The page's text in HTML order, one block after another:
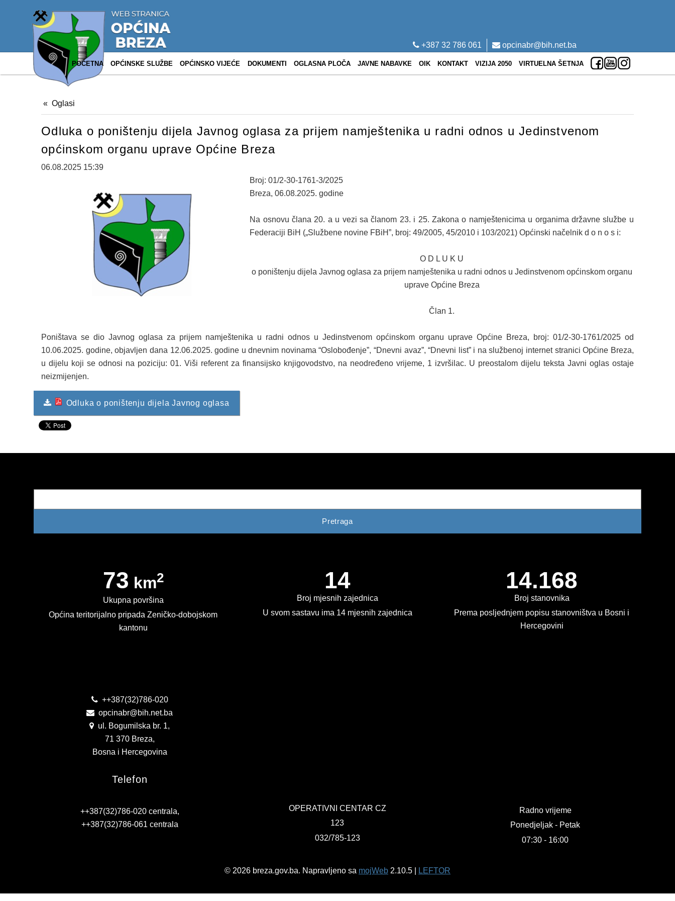
+387 32 786 061 opcinabr@bih.net.ba
POČETNA OPĆINSKE SLUŽBE OPĆINSKO VIJEĆE DOKUMENTI OGLASNA PLOČA JAVNE NABAVKE OIK KONTAKT VIZIJA 2050 VIRTUELNA ŠETNJA
Oglasi
Odluka o poništenju dijela Javnog oglasa za prijem namještenika u radni odnos u Jedinstvenom
općinskom organu uprave Općine Breza
06.08.2025 15:39
Broj: 01/2-30-1761-3/2025
Breza, 06.08.2025. godine
Na osnovu člana 20. a u vezi sa članom 23. i 25. Zakona o namještenicima u organima državne službe u
Federaciji BiH („Službene novine FBiH”, broj: 49/2005, 45/2010 i 103/2021) Općinski načelnik d o n o s i:
O D L U K U
o poništenju dijela Javnog oglasa za prijem namještenika u radni odnos u Jedinstvenom općinskom organu
uprave Općine Breza
Član 1.
Poništava se dio Javnog oglasa za prijem namještenika u radni odnos u Jedinstvenom općinskom organu uprave Općine Breza, broj: 01/2-30-1761/2025 od
10.06.2025. godine, objavljen dana 12.06.2025. godine u dnevnim novinama “Oslobođenje”, “Dnevni avaz”, “Dnevni list” i na službenoj internet stranici Općine Breza,
u dijelu koji se odnosi na poziciju: 01. Viši referent za finansijsko knjigovodstvo, na neodređeno vrijeme, 1 izvršilac. U preostalom dijelu teksta Javni oglas ostaje
neizmijenjen.
Odluka o poništenju dijela Javnog oglasa
73 km2
Ukupna površina
Općina teritorijalno pripada Zeničko-dobojskom
kantonu
14
Broj mjesnih zajednica
U svom sastavu ima 14 mjesnih zajednica
14.168
Broj stanovnika
Prema posljednjem popisu stanovništva u Bosni i
Hercegovini
++387(32)786-020
opcinabr@bih.net.ba
ul. Bogumilska br. 1,
71 370 Breza,
Bosna i Hercegovina
Telefon
++387(32)786-020 centrala,
++387(32)786-061 centrala
OPERATIVNI CENTAR CZ
123
032/785-123
Radno vrijeme
Ponedjeljak - Petak
07:30 - 16:00
© 2026 breza.gov.ba. Napravljeno sa mojWeb 2.10.5 | LEFTOR